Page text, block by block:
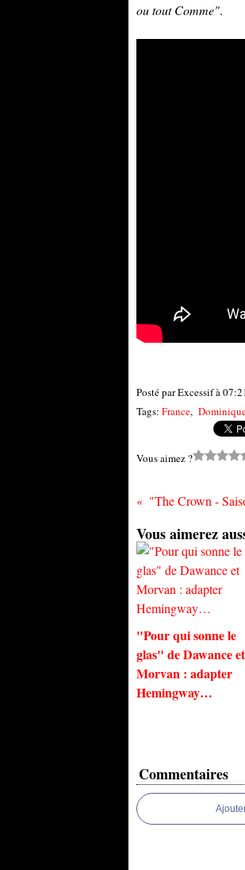
ou tout Comme".
Posté par Excessif à
Tags: France,
Vous aimez ?
Vous aimerez
"Pour qui sonne le
glas" de Dawance et
Morvan : adapter
Hemingway…
Commentaires